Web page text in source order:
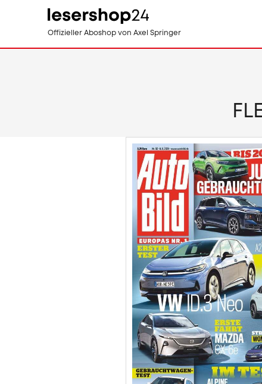
zum
Offizieller Aboshop von Axel Springer